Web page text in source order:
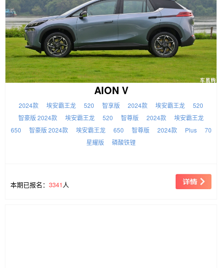
AION V
2024款 埃安霸王龙 520 智享版 2024款 埃安霸王龙
520
智豪版 2024款
埃安霸王龙 520 智尊版 2024款
埃安霸王龙
650
智豪版 2024款 埃安霸王龙 650 智尊版 2024款 Plus
70
星耀版
磷酸铁锂
本期已报名： 3341 人